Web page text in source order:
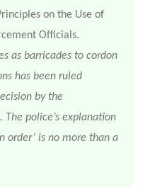
on the Use of
Officials.
as barricades to cordon
has been ruled
by the
The police’s explanation
order’ is no more than a